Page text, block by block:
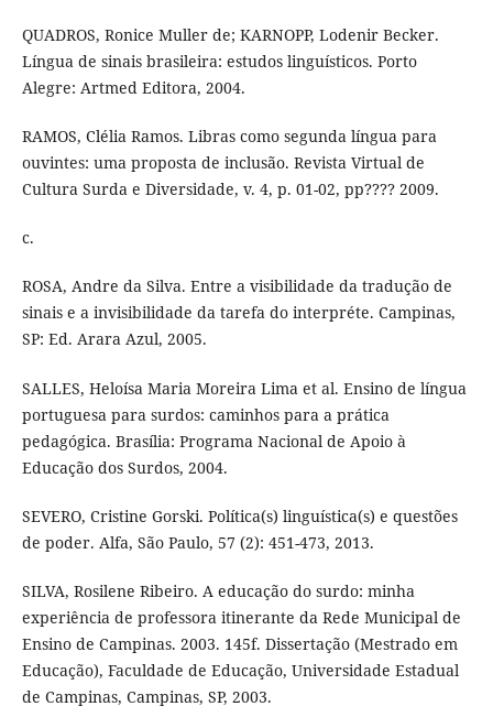
QUADROS, Ronice Muller de; KARNOPP, Lodenir Becker.
Língua de sinais brasileira: estudos linguísticos. Porto
Alegre: Artmed Editora, 2004.
RAMOS, Clélia Ramos. Libras como segunda língua para
ouvintes: uma proposta de inclusão. Revista Virtual de
Cultura Surda e Diversidade, v. 4, p. 01-02, pp???? 2009.
c.
ROSA, Andre da Silva. Entre a visibilidade da tradução de
sinais e a invisibilidade da tarefa do interpréte. Campinas,
SP: Ed. Arara Azul, 2005.
SALLES, Heloísa Maria Moreira Lima et al. Ensino de língua
portuguesa para surdos: caminhos para a prática
pedagógica. Brasília: Programa Nacional de Apoio à
Educação dos Surdos, 2004.
SEVERO, Cristine Gorski. Política(s) linguística(s) e questões
de poder. Alfa, São Paulo, 57 (2): 451-473, 2013.
SILVA, Rosilene Ribeiro. A educação do surdo: minha
experiência de professora itinerante da Rede Municipal de
Ensino de Campinas. 2003. 145f. Dissertação (Mestrado em
Educação), Faculdade de Educação, Universidade Estadual
de Campinas, Campinas, SP, 2003.